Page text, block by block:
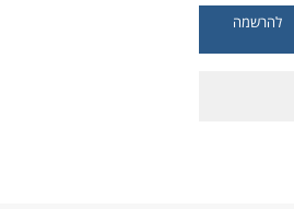
להרשמה